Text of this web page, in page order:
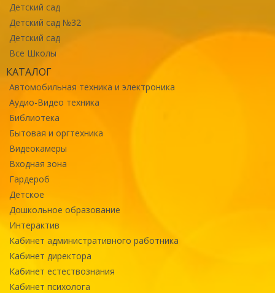
Детский сад
Детский сад №32
Детский сад
Все Школы
КАТАЛОГ
Автомобильная техника и электроника
Аудио-Видео техника
Библиотека
Бытовая и оргтехника
Видеокамеры
Входная зона
Гардероб
Детское
Дошкольное образование
Интерактив
Кабинет административного работника
Кабинет директора
Кабинет естествознания
Кабинет психолога